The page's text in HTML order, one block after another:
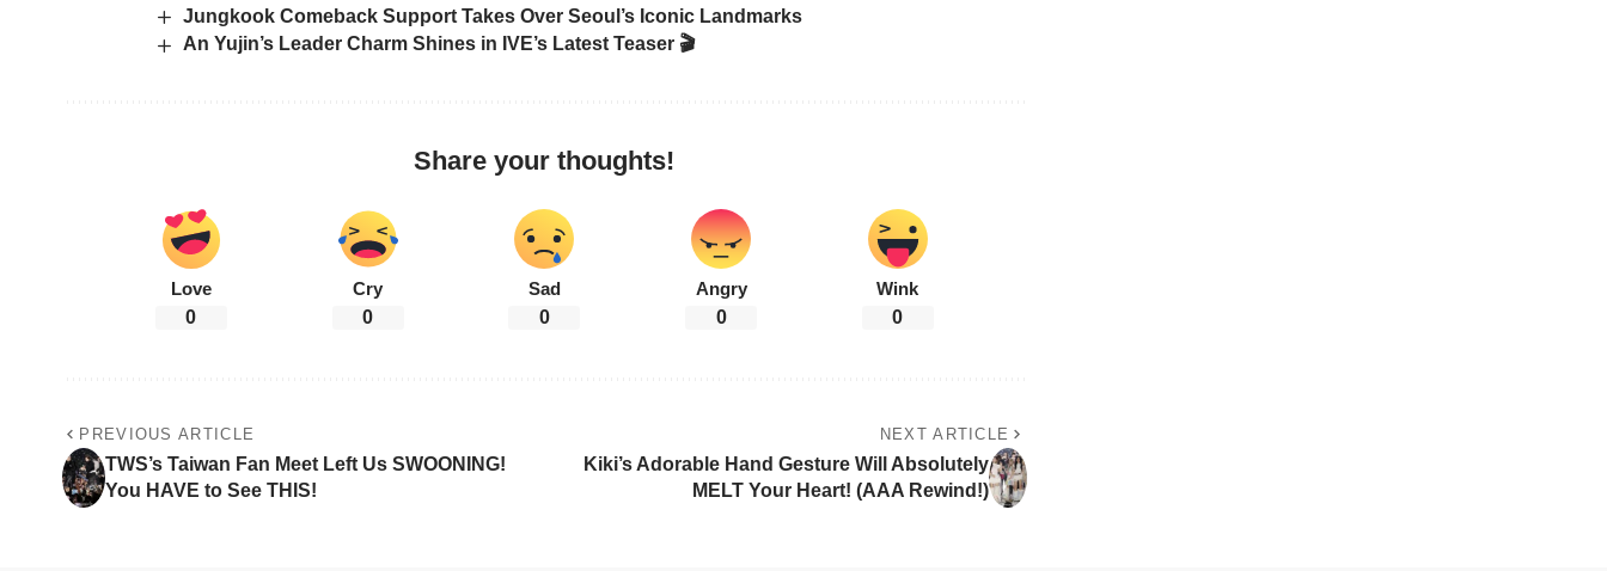
Jungkook Comeback Support Takes Over Seoul’s Iconic Landmarks
An Yujin’s Leader Charm Shines in IVE’s Latest Teaser 🎬
Share your thoughts!
Love
0
Cry
0
Sad
0
Angry
0
Wink
0
PREVIOUS ARTICLE
TWS’s Taiwan Fan Meet Left Us SWOONING!
You HAVE to See THIS!
NEXT ARTICLE
Kiki’s Adorable Hand Gesture Will Absolutely
MELT Your Heart! (AAA Rewind!)